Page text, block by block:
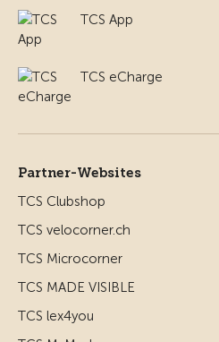
TCS App
TCS eCharge
Partner-Websites
TCS Clubshop
TCS velocorner.ch
TCS Microcorner
TCS MADE VISIBLE
TCS lex4you